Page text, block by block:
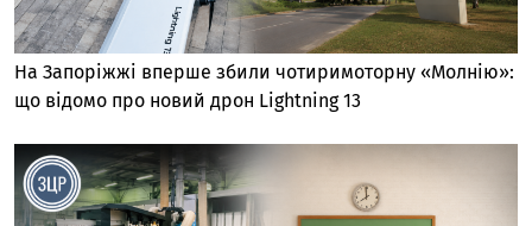
На Запоріжжі вперше збили чотиримоторну «Молнію»:
що відомо про новий дрон Lightning 13